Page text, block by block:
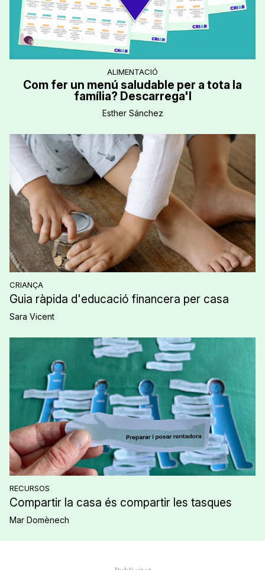
CRIANÇA
Guia ràpida d'educació financera per casa
Sara Vicent
RECURSOS
Compartir la casa és compartir les tasques
Mar Domènech
ALIMENTACIÓ
Com fer un menú saludable per a tota la
família? Descarrega'l
Esther Sánchez